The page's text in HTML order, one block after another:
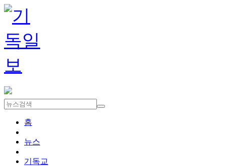
홈
뉴스
기독교